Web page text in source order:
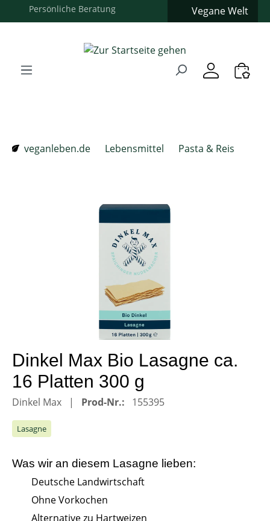
Zum Hauptinhalt springen
Zur Hauptnavigation springen
Vegane Welt
veganleben.de
Lebensmittel Pasta & Reis
Bildergalerie überspringen
Dinkel Max Bio Lasagne ca.
16 Platten 300 g
Dinkel Max Prod-Nr.: 155395
Lasagne
Was wir an diesem Lasagne lieben:
Deutsche Landwirtschaft
Ohne Vorkochen
Alternative zu Hartweizen